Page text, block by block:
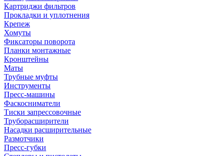
Картриджи фильтров
Прокладки и уплотнения
Крепеж
Хомуты
Фиксаторы поворота
Планки монтажные
Кронштейны
Маты
Трубные муфты
Инструменты
Пресс-машины
Фаскосниматели
Тиски запрессовочные
Труборасширители
Насадки расширительные
Размотчики
Пресс-губки